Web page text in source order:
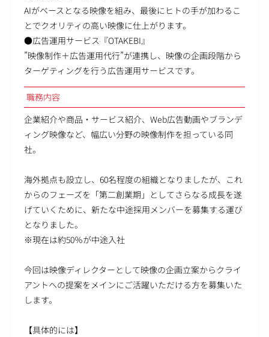
AIがベースとなる映像を組み、最後にヒトの手が加わるこ
とでクオリティの高い映像に仕上がります。
●広告運用サービス『OTAKEBI』
”映像制作＋広告運用代行”が連携し、映像の企画段階から
ターゲティングを行う広告運用サービスです。
職務内容
企業紹介や商品・サービス紹介、Web広告動画やブランデ
ィング映像など、幅広い分野の映像制作を担っている同
社。
海外拠点も設立し、60名程度の組織となりましたが、これ
からのフェーズを「第二創業期」としてさらなる成長を遂
げていくために、新たな中途採用メンバーを募集する運び
となりました。
※現在は約50％が中途入社
今回は映像ディレクターとして映像の企画立案からクライ
アントへの提案をメインにご活躍いただける方を募集いた
します。
【具体的には】